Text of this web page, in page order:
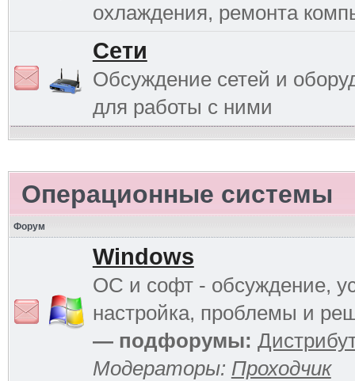
охлаждения, ремонта
Сети
Обсуждение сетей и
для работы с ними
Операционные системы
Форум
Windows
ОС и софт - обсуждение,
настройка, проблемы и
— подфорумы:
Модераторы: Проходчик